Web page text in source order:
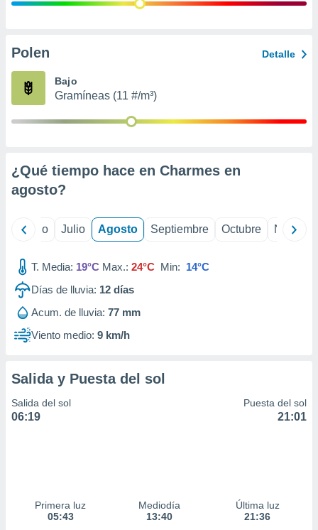
e
publicidad
Polen Detalle
Bajo
Gramíneas (11 #/m³)
¿Qué tiempo hace en Charmes en
agosto?
Junio Julio Agosto Septiembre Octubre
T. Media: 19°C Max.: 24°C Min: 14°C
Días de lluvia: 12 días
Acum. de lluvia: 77 mm
Viento medio: 9 km/h
Salida y Puesta del sol
Salida del sol
06:19
Puesta del sol
21:01
Primera luz
05:43
Mediodía
13:40
Última luz
21:36